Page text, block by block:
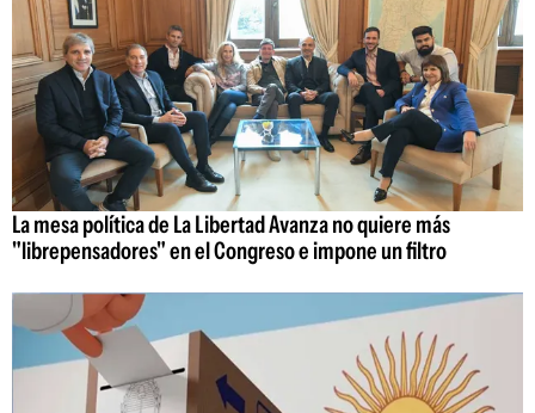
La mesa política de La Libertad Avanza no quiere más
"librepensadores" en el Congreso e impone un filtro